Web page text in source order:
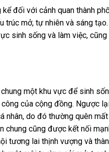
đối với cảnh quan thành
trúc mở, tự nhiên và sáng
sinh sống và làm việc, cũng
một khu vực để sinh
của cộng đồng. Ngược
nhân, do đó thường quên mất
chung cũng được kết nối
tương lai thịnh vượng và